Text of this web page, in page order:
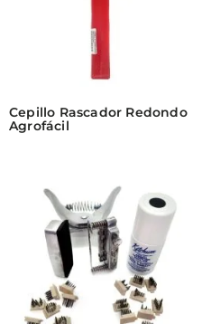
Cepillo Rascador Redondo
Agrofácil